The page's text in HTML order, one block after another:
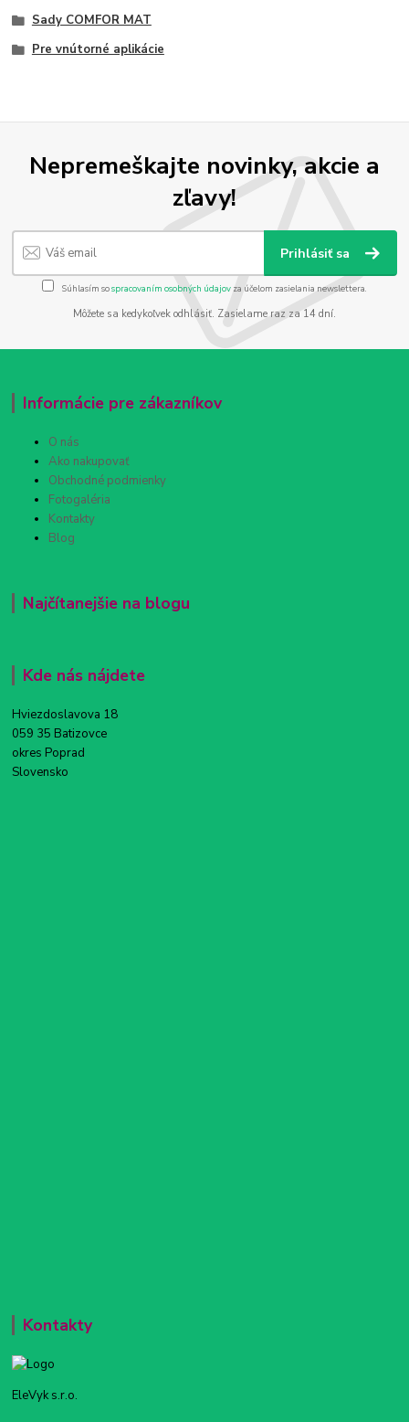
Sady COMFOR MAT
Pre vnútorné aplikácie
Nepremeškajte novinky, akcie a
zľavy!
Prihlásiť sa
Súhlasím sospracovaním osobných údajov za účelom zasielania newslettera.
Môžete sa kedykoľvek odhlásiť. Zasielame raz za 14 dní.
Informácie pre zákazníkov
O nás
Ako nakupovať
Obchodné podmienky
Fotogaléria
Kontakty
Blog
Najčítanejšie na blogu
Kde nás nájdete
Hviezdoslavova 18
059 35 Batizovce
okres Poprad
Slovensko
Kontakty
EleVyk s.r.o.